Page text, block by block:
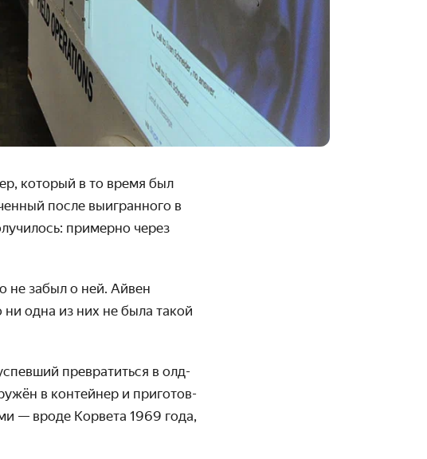
который в то время был
после выигран­ного в
примерно через
не забыл о ней. Айвен
одна из них не была такой
пре­вратиться в олд­
в контейнер и приготов­
— вроде Корвета 1969 года,